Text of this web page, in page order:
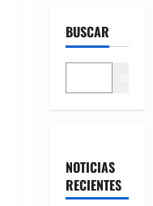
BUSCAR
NOTICIAS
RECIENTES